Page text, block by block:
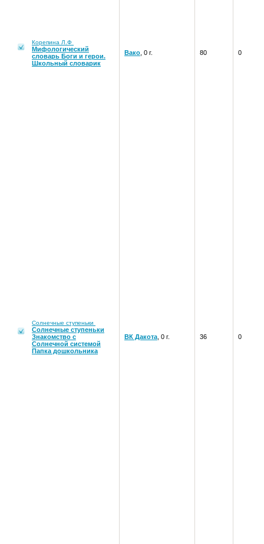
Корепина Л.Ф
Мифологический
словарь Боги и герои.
Школьный словарик
Вако , 0 г. 80 0
Солнечные ступеньки
Солнечные ступеньки
Знакомство с
Солнечной системой
Папка дошкольника
ВК Дакота , 0 г. 36 0